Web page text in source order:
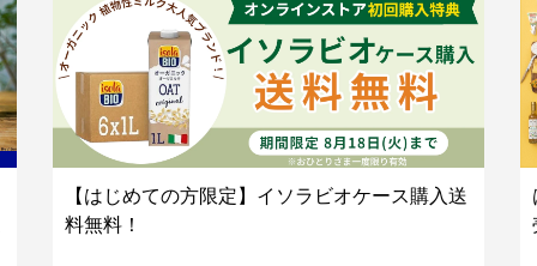
【はじめての方限定】イソラビオケース購入送
料無料！